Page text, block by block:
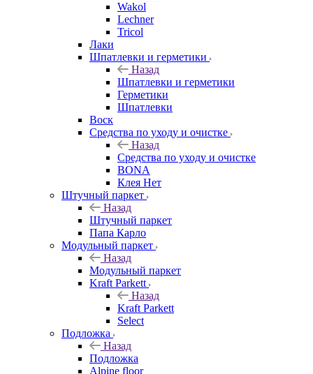
Wakol
Lechner
Tricol
Лаки
Шпатлевки и герметики
Назад
Шпатлевки и герметики
Герметики
Шпатлевки
Воск
Средства по уходу и очистке
Назад
Средства по уходу и очистке
BONA
Клея Нет
Штучный паркет
Назад
Штучный паркет
Папа Карло
Модульный паркет
Назад
Модульный паркет
Kraft Parkett
Назад
Kraft Parkett
Select
Подложка
Назад
Подложка
Alpine floor